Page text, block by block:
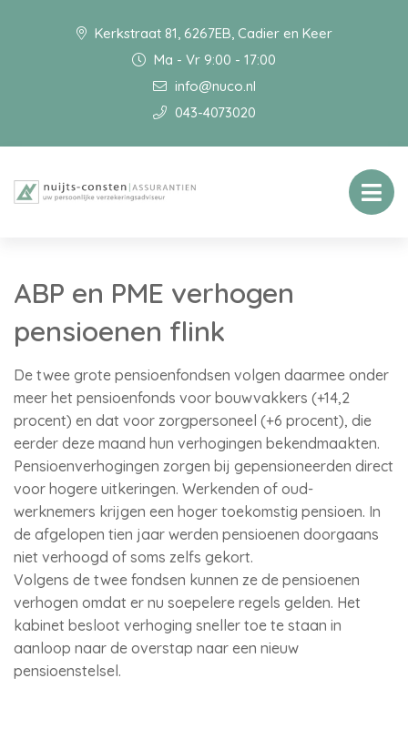
Kerkstraat 81, 6267EB, Cadier en Keer
Ma - Vr 9:00 - 17:00
info@nuco.nl
043-4073020
ABP en PME verhogen
pensioenen flink
De twee grote pensioenfondsen volgen daarmee onder
meer het pensioenfonds voor bouwvakkers (+14,2
procent) en dat voor zorgpersoneel (+6 procent), die
eerder deze maand hun verhogingen bekendmaakten.
Pensioenverhogingen zorgen bij gepensioneerden direct
voor hogere uitkeringen. Werkenden of oud-
werknemers krijgen een hoger toekomstig pensioen. In
de afgelopen tien jaar werden pensioenen doorgaans
niet verhoogd of soms zelfs gekort.
Volgens de twee fondsen kunnen ze de pensioenen
verhogen omdat er nu soepelere regels gelden. Het
kabinet besloot verhoging sneller toe te staan in
aanloop naar de overstap naar een nieuw
pensioenstelsel.